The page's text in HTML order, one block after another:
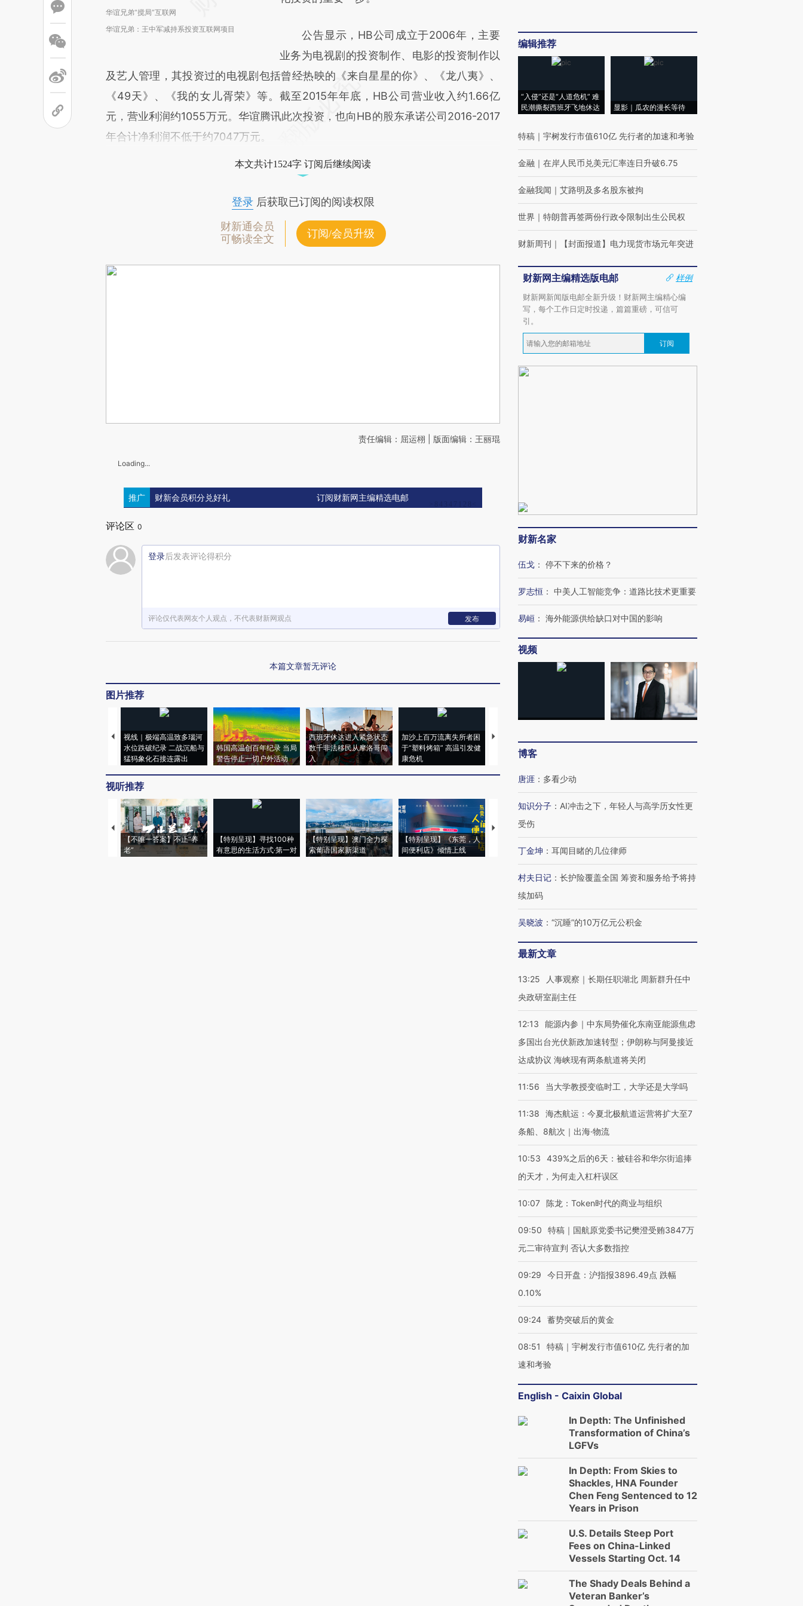
华谊兄弟“搅局”互联网
华谊兄弟：王中军减持系投资互联网项目
公告显示，HB公司成立于2006年，主要
业务为电视剧的投资制作、电影的投资制作以
及艺人管理，其投资过的电视剧包括曾经热映的《来自星星的你》、《龙八夷》、
《49天》、《我的女儿胥荣》等。截至2015年年底，HB公司营业收入约1.66亿
元，营业利润约1055万元。华谊腾讯此次投资，也向HB的股东承诺公司2016-2017
年合计净利润不低于约7047万元。
本文共计1524字 订阅后继续阅读
登录后获取已订阅的阅读权限
财新通会员
可畅读全文
订阅/会员升级
责任编辑：屈运栩 | 版面编辑：王丽琨
Loading...
推广 财新会员积分兑好礼 订阅财新网主编精选电邮
评论区 0
登录后发表评论得积分
评论仅代表网友个人观点，不代表财新网观点 发布
本篇文章暂无评论
图片推荐
视线｜极端高温致多瑙河
水位跌破纪录 二战沉船与
猛犸象化石接连露出
韩国高温创百年纪录 当局
警告停止一切户外活动
西班牙休达进入紧急状态
数千非法移民从摩洛哥闯
入
加沙上百万流离失所者困
于“塑料烤箱” 高温引发健
康危机
视线｜HYROX的吸金
术：是什么让中产们甘
心“花钱找虐”？
视听推荐
【不唯一答案】不止“养
老”
【特别呈现】寻找100种
有意思的生活方式·第一对
【特别呈现】澳门全力探
索葡语国家新渠道
【特别呈现】《东莞，人
间便利店》倾情上线
【推广】走进第四届链博
会，让数智科技“链”接产
【特别呈现】寻找100种
有意思的生活方式·第三对
CFO：不靠规模取胜，华
编辑推荐
“入侵”还是“人道危机” 难
民潮撕裂西班牙飞地休达
显影｜瓜农的漫长等待
特稿 ｜ 宇树发行市值610亿 先行者的加速和考验
金融 ｜ 在岸人民币兑美元汇率连日升破6.75
金融我闻 ｜ 艾路明及多名股东被拘
世界 ｜ 特朗普再签两份行政令限制出生公民权
财新周刊 ｜ 【封面报道】电力现货市场元年突进
财新网主编精选版电邮
样例
财新网新闻版电邮全新升级！财新网主编精心编
写，每个工作日定时投递，篇篇重磅，可信可
引。
订阅
财新名家
伍戈 ： 停不下来的价格？
罗志恒 ： 中美人工智能竞争：道路比技术更重要
易峘 ： 海外能源供给缺口对中国的影响
视频
博客
唐涯 ： 多看少动
知识分子 ： AI冲击之下，年轻人与高学历女性更
受伤
丁金坤 ： 耳闻目睹的几位律师
村夫日记 ： 长护险覆盖全国 筹资和服务给予将持
续加码
吴晓波 ： “沉睡”的10万亿元公积金
最新文章
13:25
人事观察｜长期任职湖北 周新群升任中
央政研室副主任
12:13
能源内参｜中东局势催化东南亚能源焦虑
多国出台光伏新政加速转型；伊朗称与阿曼接近
达成协议 海峡现有两条航道将关闭
11:56 当大学教授变临时工，大学还是大学吗
11:38
海杰航运：今夏北极航道运营将扩大至7
条船、8航次｜出海·物流
10:53
439%之后的6天：被硅谷和华尔街追捧
的天才，为何走入杠杆误区
10:07 陈龙：Token时代的商业与组织
09:50
特稿｜国航原党委书记樊澄受贿3847万
元二审待宣判 否认大多数指控
09:29
今日开盘：沪指报3896.49点 跌幅
0.10%
09:24 蓄势突破后的黄金
08:51
特稿｜宇树发行市值610亿 先行者的加
速和考验
English - Caixin Global
In Depth: The Unfinished
Transformation of China’s
LGFVs
In Depth: From Skies to
Shackles, HNA Founder
Chen Feng Sentenced to 12
Years in Prison
U.S. Details Steep Port
Fees on China-Linked
Vessels Starting Oct. 14
The Shady Deals Behind a
Veteran Banker’s